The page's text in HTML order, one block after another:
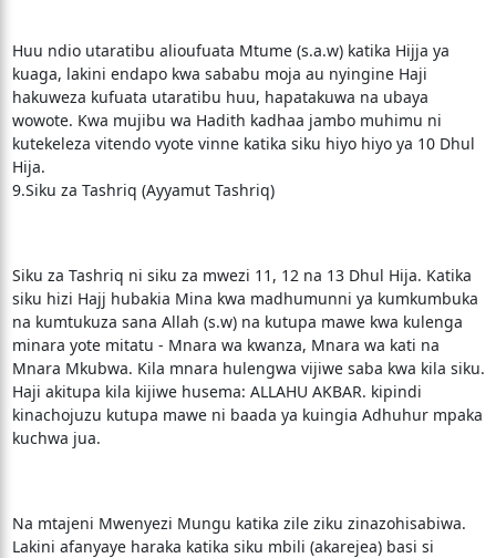
Huu ndio utaratibu alioufuata Mtume (s.a.w) katika Hijja ya
kuaga, lakini endapo kwa sababu moja au nyingine Haji
hakuweza kufuata utaratibu huu, hapatakuwa na ubaya
wowote. Kwa mujibu wa Hadith kadhaa jambo muhimu ni
kutekeleza vitendo vyote vinne katika siku hiyo hiyo ya 10 Dhul
Hija.
9.Siku za Tashriq (Ayyamut Tashriq)
Siku za Tashriq ni siku za mwezi 11, 12 na 13 Dhul Hija. Katika
siku hizi Hajj hubakia Mina kwa madhumunni ya kumkumbuka
na kumtukuza sana Allah (s.w) na kutupa mawe kwa kulenga
minara yote mitatu - Mnara wa kwanza, Mnara wa kati na
Mnara Mkubwa. Kila mnara hulengwa vijiwe saba kwa kila siku.
Haji akitupa kila kijiwe husema: ALLAHU AKBAR. kipindi
kinachojuzu kutupa mawe ni baada ya kuingia Adhuhur mpaka
kuchwa jua.
Na mtajeni Mwenyezi Mungu katika zile ziku zinazohisabiwa.
Lakini afanyaye haraka katika siku mbili (akarejea) basi si